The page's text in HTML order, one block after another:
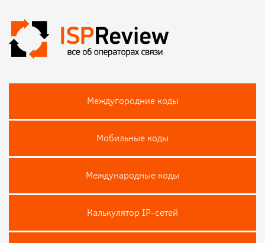
Междугородние коды
Мобильные коды
Международные коды
Калькулятор IP-сетей